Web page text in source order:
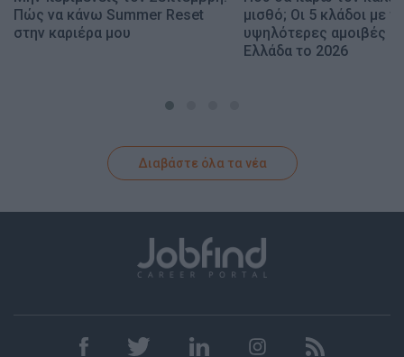
Πώς να κάνω Summer Reset
στην καριέρα μου
μισθό; Οι 5 κλάδοι με
υψηλότερες αμοιβές
Ελλάδα το 2026
Διαβάστε όλα τα νέα